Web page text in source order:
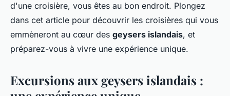
d'une croisière, vous êtes au bon endroit. Plongez
dans cet article pour découvrir les croisières qui vous
emmèneront au cœur des geysers islandais, et
préparez-vous à vivre une expérience unique.
Excursions aux geysers islandais :